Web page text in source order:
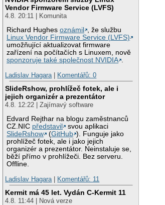
Vendor Firmware Service (LVFS)
4.8. 20:11 | Komunita
Richard Hughesoznámil
, že službu
Linux Vendor Firmware Service (LVFS)
umožňující aktualizovat firmware
zařízení na počítačích s Linuxem, nově
sponzoruje také společnost NVIDIA .
Ladislav Hagara| Komentářů: 0
SlideRshow, prohlížeč fotek, ale i
jejich organizér a prezentátor
4.8. 12:22 | Zajímavý software
Edvard Rejthar na blogu zaměstnanců
CZ.NIC představil
svou aplikaci
SlideRshow
(GitHub ). Funguje jako
prohlížeč fotek, ale i jako jejich
organizér a prezentátor. Neinstaluje se,
běží přímo v prohlížeči. Bez serveru.
Offline.
Ladislav Hagara| Komentářů: 11
Kermit má 45 let. Vydán C-Kermit 11
4.8. 11:44 | Nová verze